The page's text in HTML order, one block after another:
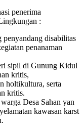
penerima
:
disabilitas
penanaman
sipil di Gunung Kidul
kritis,
holtikultura, serta
kritis.
Desa Sahan yan
kawasan karst